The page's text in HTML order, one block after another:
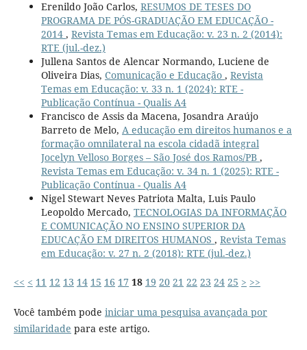
Erenildo João Carlos, RESUMOS DE TESES DO
PROGRAMA DE PÓS-GRADUAÇÃO EM EDUCAÇÃO -
2014 , Revista Temas em Educação: v. 23 n. 2 (2014):
RTE (jul.-dez.)
Jullena Santos de Alencar Normando, Luciene de
Oliveira Dias, Comunicação e Educação , Revista
Temas em Educação: v. 33 n. 1 (2024): RTE -
Publicação Contínua - Qualis A4
Francisco de Assis da Macena, Josandra Araújo
Barreto de Melo, A educação em direitos humanos e a
formação omnilateral na escola cidadã integral
Jocelyn Velloso Borges – São José dos Ramos/PB ,
Revista Temas em Educação: v. 34 n. 1 (2025): RTE -
Publicação Contínua - Qualis A4
Nigel Stewart Neves Patriota Malta, Luis Paulo
Leopoldo Mercado, TECNOLOGIAS DA INFORMAÇÃO
E COMUNICAÇÃO NO ENSINO SUPERIOR DA
EDUCAÇÃO EM DIREITOS HUMANOS , Revista Temas
em Educação: v. 27 n. 2 (2018): RTE (jul.-dez.)
<< < 11 12 13 14 15 16 17 18 19 20 21 22 23 24 25 > >>
Você também pode iniciar uma pesquisa avançada por
similaridade para este artigo.